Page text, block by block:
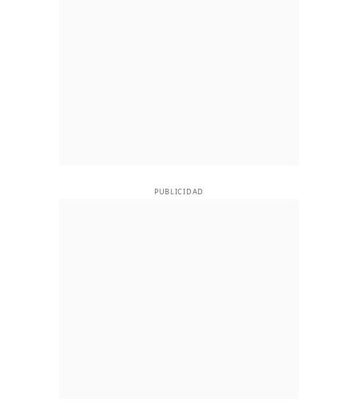
PUBLICIDAD